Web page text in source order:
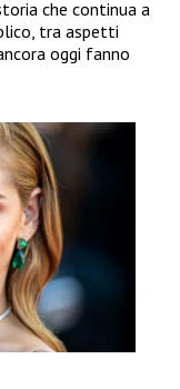
che continua a
tra aspetti
oggi fanno